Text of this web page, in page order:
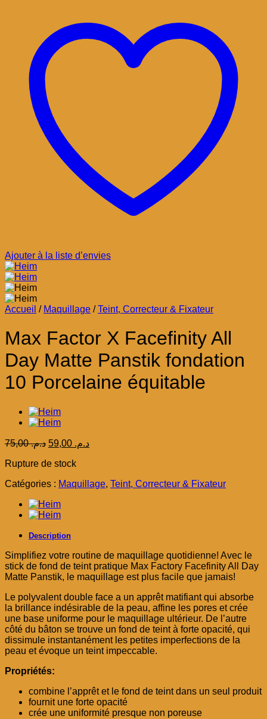
Ajouter à la liste d’envies
Accueil / Maquillage / Teint, Correcteur & Fixateur
Max Factor X Facefinity All
Day Matte Panstik fondation
10 Porcelaine équitable
د.م.75,00
Le
initial
د.م. 75,00.
د.م.Le
د.م. 59,00.
Rupture de stock
Catégories : Maquillage, Teint, Correcteur & Fixateur
Description
Simplifiez votre routine de maquillage quotidienne! Avec le
stick de fond de teint pratique Max Factory Facefinity All Day
Matte Panstik, le maquillage est plus facile que jamais!
Le polyvalent double face a un apprêt matifiant qui absorbe
la brillance indésirable de la peau, affine les pores et crée
une base uniforme pour le maquillage ultérieur. De l’autre
côté du bâton se trouve un fond de teint à forte opacité, qui
dissimule instantanément les petites imperfections de la
peau et évoque un teint impeccable.
Propriétés:
combine l’apprêt et le fond de teint dans un seul produit
fournit une forte opacité
crée une uniformité presque non poreuse